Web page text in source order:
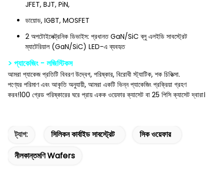
JFET, BJT, PiN,
ডায়োড, IGBT, MOSFET
2 অপটোইলেক্ট্রনিক ডিভাইস: প্রধানত GaN/SiC ব্লু এলইডি সাবস্ট্রেট
ম্যাটেরিয়াল (GaN/SiC) LED-এ ব্যবহৃত
> প্যাকেজিং - লজিস্টিকস
আমরা প্যাকেজ প্রতিটি বিবরণ উদ্বেগ, পরিষ্কার, বিরোধী স্ট্যাটিক, শক চিকিত্সা.
পণ্যের পরিমাণ এবং আকৃতি অনুযায়ী, আমরা একটি ভিন্ন প্যাকেজিং প্রক্রিয়া গ্রহণ
করব!100 গ্রেড পরিষ্কারের ঘরে প্রায় একক ওয়েফার ক্যাসেট বা 25 পিসি ক্যাসেট দ্বারা।
ট্যাগ: সিলিকন কার্বাইড সাবস্ট্রেট
সিক ওয়েফার
নীলকান্তমণি Wafers